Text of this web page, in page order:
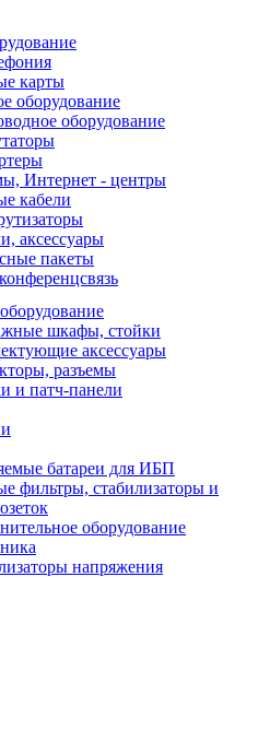
карты
оборудование
оборудование
Интернет - центры
кабели
аксессуары
пакеты
шкафы, стойки
аксессуары
разъемы
и патч-панели
батареи для ИБП
фильтры, стабилизаторы и
оборудование
напряжения